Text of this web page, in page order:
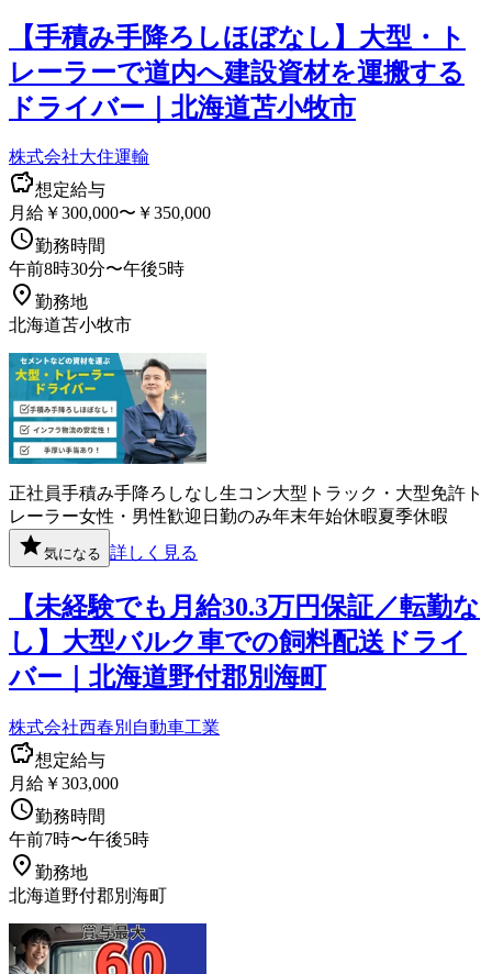
【手積み手降ろしほぼなし】大型・ト
レーラーで道内へ建設資材を運搬する
ドライバー｜北海道苫小牧市
株式会社大住運輸
想定給与
月給￥300,000〜￥350,000
勤務時間
午前8時30分〜午後5時
勤務地
北海道苫小牧市
正社員手積み手降ろしなし生コン大型トラック・大型免許 ト
レーラー女性・男性歓迎 日勤のみ年末年始休暇夏季休暇
気になる 詳しく見る
【未経験でも月給30.3万円保証／転勤な
し】大型バルク車での飼料配送ドライ
バー｜北海道野付郡別海町
株式会社西春別自動車工業
想定給与
月給￥303,000
勤務時間
午前7時〜午後5時
勤務地
北海道野付郡別海町